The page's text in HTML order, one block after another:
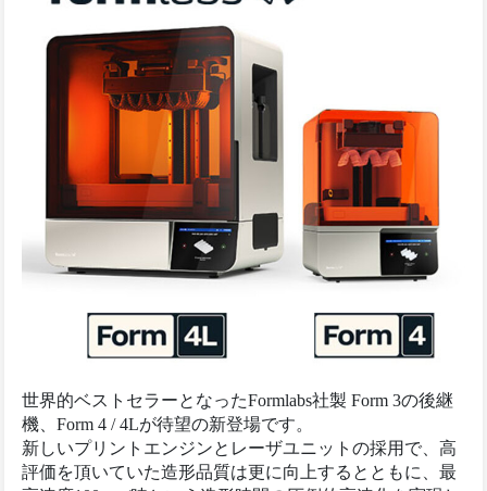
世界的ベストセラーとなったFormlabs社製 Form 3の後継
機、Form 4 / 4Lが待望の新登場です。
新しいプリントエンジンとレーザユニットの採用で、高
評価を頂いていた造形品質は更に向上するとともに、最